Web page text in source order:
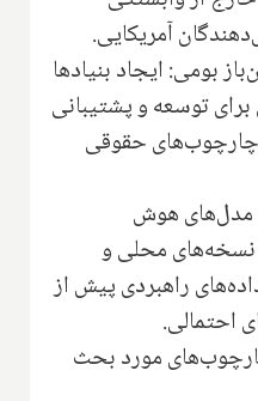
آمریکایی.
بومی: ایجاد بنیادها
توسعه و پشتیبانی
چارچوب‌های حقوقی
مدل‌های هوش
محلی و
راهبردی پیش از
احتمالی.
مورد بحث